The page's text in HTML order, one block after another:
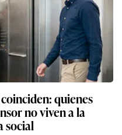
quienes
no viven a la
social